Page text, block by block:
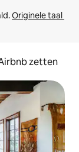
Originele taal
zetten